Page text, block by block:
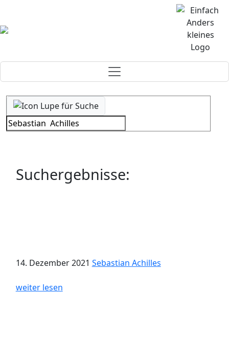
Suchergebnisse:
14. Dezember 2021 Sebastian Achilles
weiter lesen